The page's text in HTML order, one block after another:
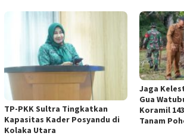
TP-PKK Sultra Tingkatkan
Kapasitas Kader Posyandu di
Kolaka Utara
Jaga
Gua
Koramil
Tanam